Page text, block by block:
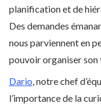
planification et de
Des demandes
nous parviennent en
pouvoir organiser
Dario, notre chef
l’importance de la